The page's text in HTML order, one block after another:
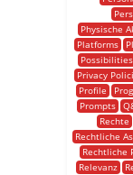
Physische
Platforms
Possibilities
Privacy
Profile
Prompts
Rechte
Rechtliche
Rechtliche
Relevanz